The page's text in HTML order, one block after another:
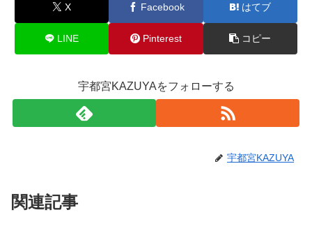
X Facebook はてブ
LINE Pinterest コピー
宇都宮KAZUYAをフォローする
宇都宮KAZUYA
関連記事